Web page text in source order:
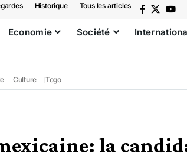
Historique Tous les articles
Economie Société
Culture Togo
la